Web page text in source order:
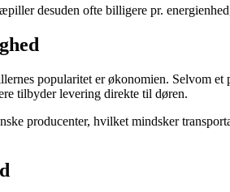
desuden ofte billigere pr.
popularitet er økonomien. Selvom
tilbyder levering direkte til døren.
producenter, hvilket mindsker